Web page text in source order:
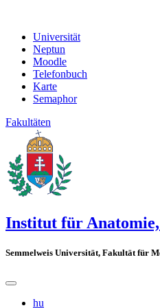
Universität
Neptun
Moodle
Telefonbuch
Karte
Semaphor
Fakultäten
Institut für
Semmelweis Universität, Fakultät für
hu